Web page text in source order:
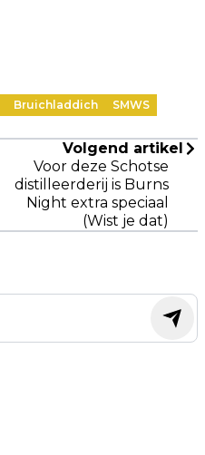
Bruichladdich
SMWS
Volgend artikel
Voor deze Schotse
distilleerderij is Burns
Night extra speciaal
(Wist je dat)